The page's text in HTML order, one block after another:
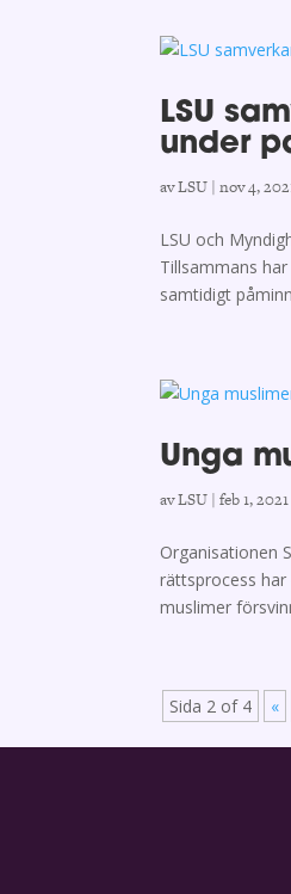
LSU
under
avLSU |nov 4,
LSU och
Tillsammans
samtidigt
Unga
avLSU |feb 1, 2021
Organisationen
rättsprocess
muslimer
Sida 2 of 4 «